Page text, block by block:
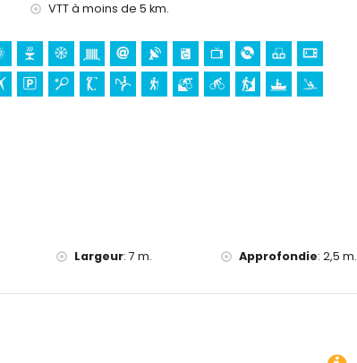
demande)
Costa Blanca
mètres de la maison)
Javea), lieu historique (Pueblo de Javea et Javea) (à
kilomètres de l'hébergement)
VTT à moins de 5 km.
Largeur:7 m. Approfondie: 2,5 m.